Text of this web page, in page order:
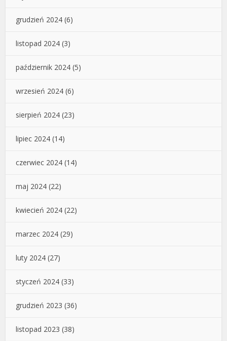
grudzień 2024 (6)
listopad 2024 (3)
październik 2024 (5)
wrzesień 2024 (6)
sierpień 2024 (23)
lipiec 2024 (14)
czerwiec 2024 (14)
maj 2024 (22)
kwiecień 2024 (22)
marzec 2024 (29)
luty 2024 (27)
styczeń 2024 (33)
grudzień 2023 (36)
listopad 2023 (38)